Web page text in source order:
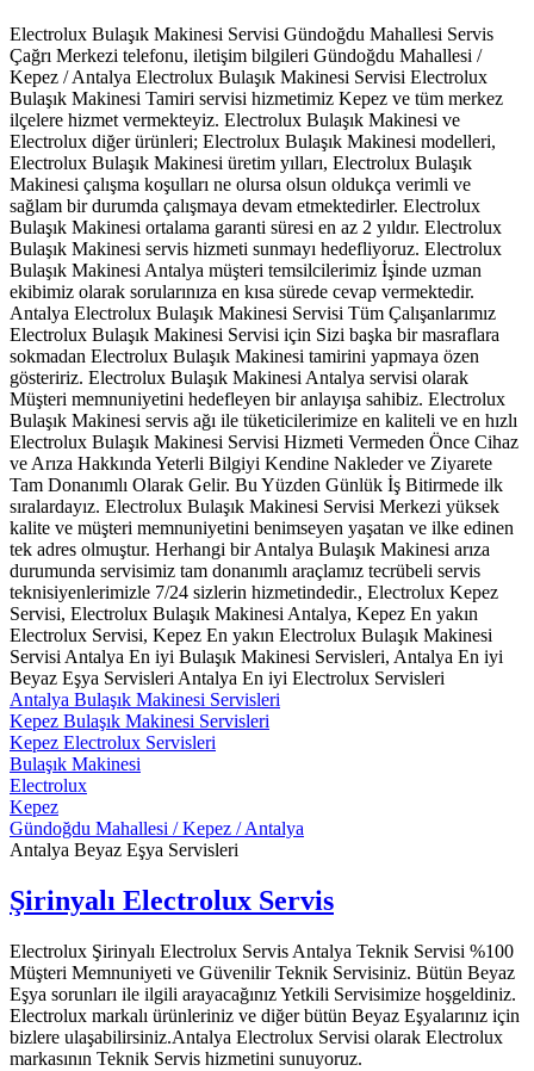
Electrolux Bulaşık Makinesi Servisi Gündoğdu Mahallesi Servis
Çağrı Merkezi telefonu, iletişim bilgileri Gündoğdu Mahallesi /
Kepez / Antalya Electrolux Bulaşık Makinesi Servisi Electrolux
Bulaşık Makinesi Tamiri servisi hizmetimiz Kepez ve tüm merkez
ilçelere hizmet vermekteyiz. Electrolux Bulaşık Makinesi ve
Electrolux diğer ürünleri; Electrolux Bulaşık Makinesi modelleri,
Electrolux Bulaşık Makinesi üretim yılları, Electrolux Bulaşık
Makinesi çalışma koşulları ne olursa olsun oldukça verimli ve
sağlam bir durumda çalışmaya devam etmektedirler. Electrolux
Bulaşık Makinesi ortalama garanti süresi en az 2 yıldır. Electrolux
Bulaşık Makinesi servis hizmeti sunmayı hedefliyoruz. Electrolux
Bulaşık Makinesi Antalya müşteri temsilcilerimiz İşinde uzman
ekibimiz olarak sorularınıza en kısa sürede cevap vermektedir.
Antalya Electrolux Bulaşık Makinesi Servisi Tüm Çalışanlarımız
Electrolux Bulaşık Makinesi Servisi için Sizi başka bir masraflara
sokmadan Electrolux Bulaşık Makinesi tamirini yapmaya özen
gösteririz. Electrolux Bulaşık Makinesi Antalya servisi olarak
Müşteri memnuniyetini hedefleyen bir anlayışa sahibiz. Electrolux
Bulaşık Makinesi servis ağı ile tüketicilerimize en kaliteli ve en hızlı
Electrolux Bulaşık Makinesi Servisi Hizmeti Vermeden Önce Cihaz
ve Arıza Hakkında Yeterli Bilgiyi Kendine Nakleder ve Ziyarete
Tam Donanımlı Olarak Gelir. Bu Yüzden Günlük İş Bitirmede ilk
sıralardayız. Electrolux Bulaşık Makinesi Servisi Merkezi yüksek
kalite ve müşteri memnuniyetini benimseyen yaşatan ve ilke edinen
tek adres olmuştur. Herhangi bir Antalya Bulaşık Makinesi arıza
durumunda servisimiz tam donanımlı araçlamız tecrübeli servis
teknisiyenlerimizle 7/24 sizlerin hizmetindedir., Electrolux Kepez
Servisi, Electrolux Bulaşık Makinesi Antalya, Kepez En yakın
Electrolux Servisi, Kepez En yakın Electrolux Bulaşık Makinesi
Servisi Antalya En iyi Bulaşık Makinesi Servisleri, Antalya En iyi
Beyaz Eşya Servisleri Antalya En iyi Electrolux Servisleri
Antalya Bulaşık Makinesi Servisleri
Kepez Bulaşık Makinesi Servisleri
Kepez Electrolux Servisleri
Bulaşık Makinesi
Electrolux
Kepez
Gündoğdu Mahallesi / Kepez / Antalya
Antalya Beyaz Eşya Servisleri
Şirinyalı Electrolux Servis
Electrolux Şirinyalı Electrolux Servis Antalya Teknik Servisi %100
Müşteri Memnuniyeti ve Güvenilir Teknik Servisiniz. Bütün Beyaz
Eşya sorunları ile ilgili arayacağınız Yetkili Servisimize hoşgeldiniz.
Electrolux markalı ürünleriniz ve diğer bütün Beyaz Eşyalarınız için
bizlere ulaşabilirsiniz.Antalya Electrolux Servisi olarak Electrolux
markasının Teknik Servis hizmetini sunuyoruz.